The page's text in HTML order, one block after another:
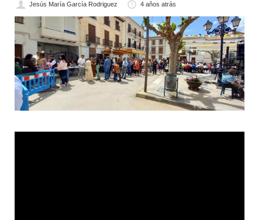
Jesús María García Rodriguez
4 años atrás
← →